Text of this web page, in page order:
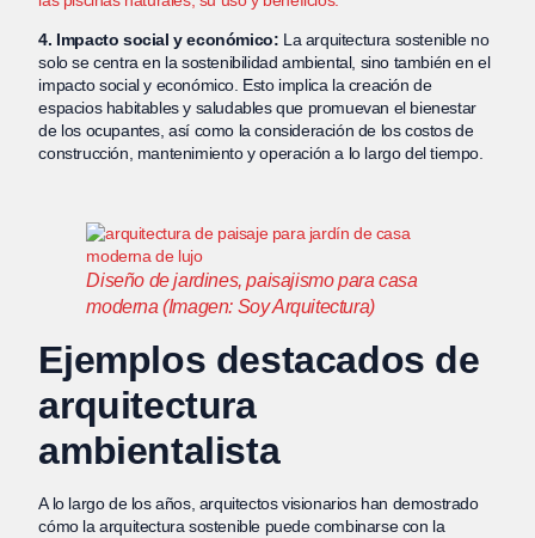
4. Impacto social y económico: La arquitectura sostenible no
solo se centra en la sostenibilidad ambiental, sino también en el
impacto social y económico. Esto implica la creación de
espacios habitables y saludables que promuevan el bienestar
de los ocupantes, así como la consideración de los costos de
construcción, mantenimiento y operación a lo largo del tiempo.
Diseño de jardines, paisajismo para casa
moderna (Imagen: Soy Arquitectura)
Ejemplos destacados de
arquitectura
ambientalista
A lo largo de los años, arquitectos visionarios han demostrado
cómo la arquitectura sostenible puede combinarse con la